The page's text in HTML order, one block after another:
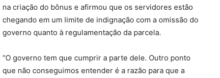
na criação do bônus e afirmou que os servidores estão
chegando em um limite de indignação com a omissão do
governo quanto à regulamentação da parcela.
“O governo tem que cumprir a parte dele. Outro ponto
que não conseguimos entender é a razão para que a